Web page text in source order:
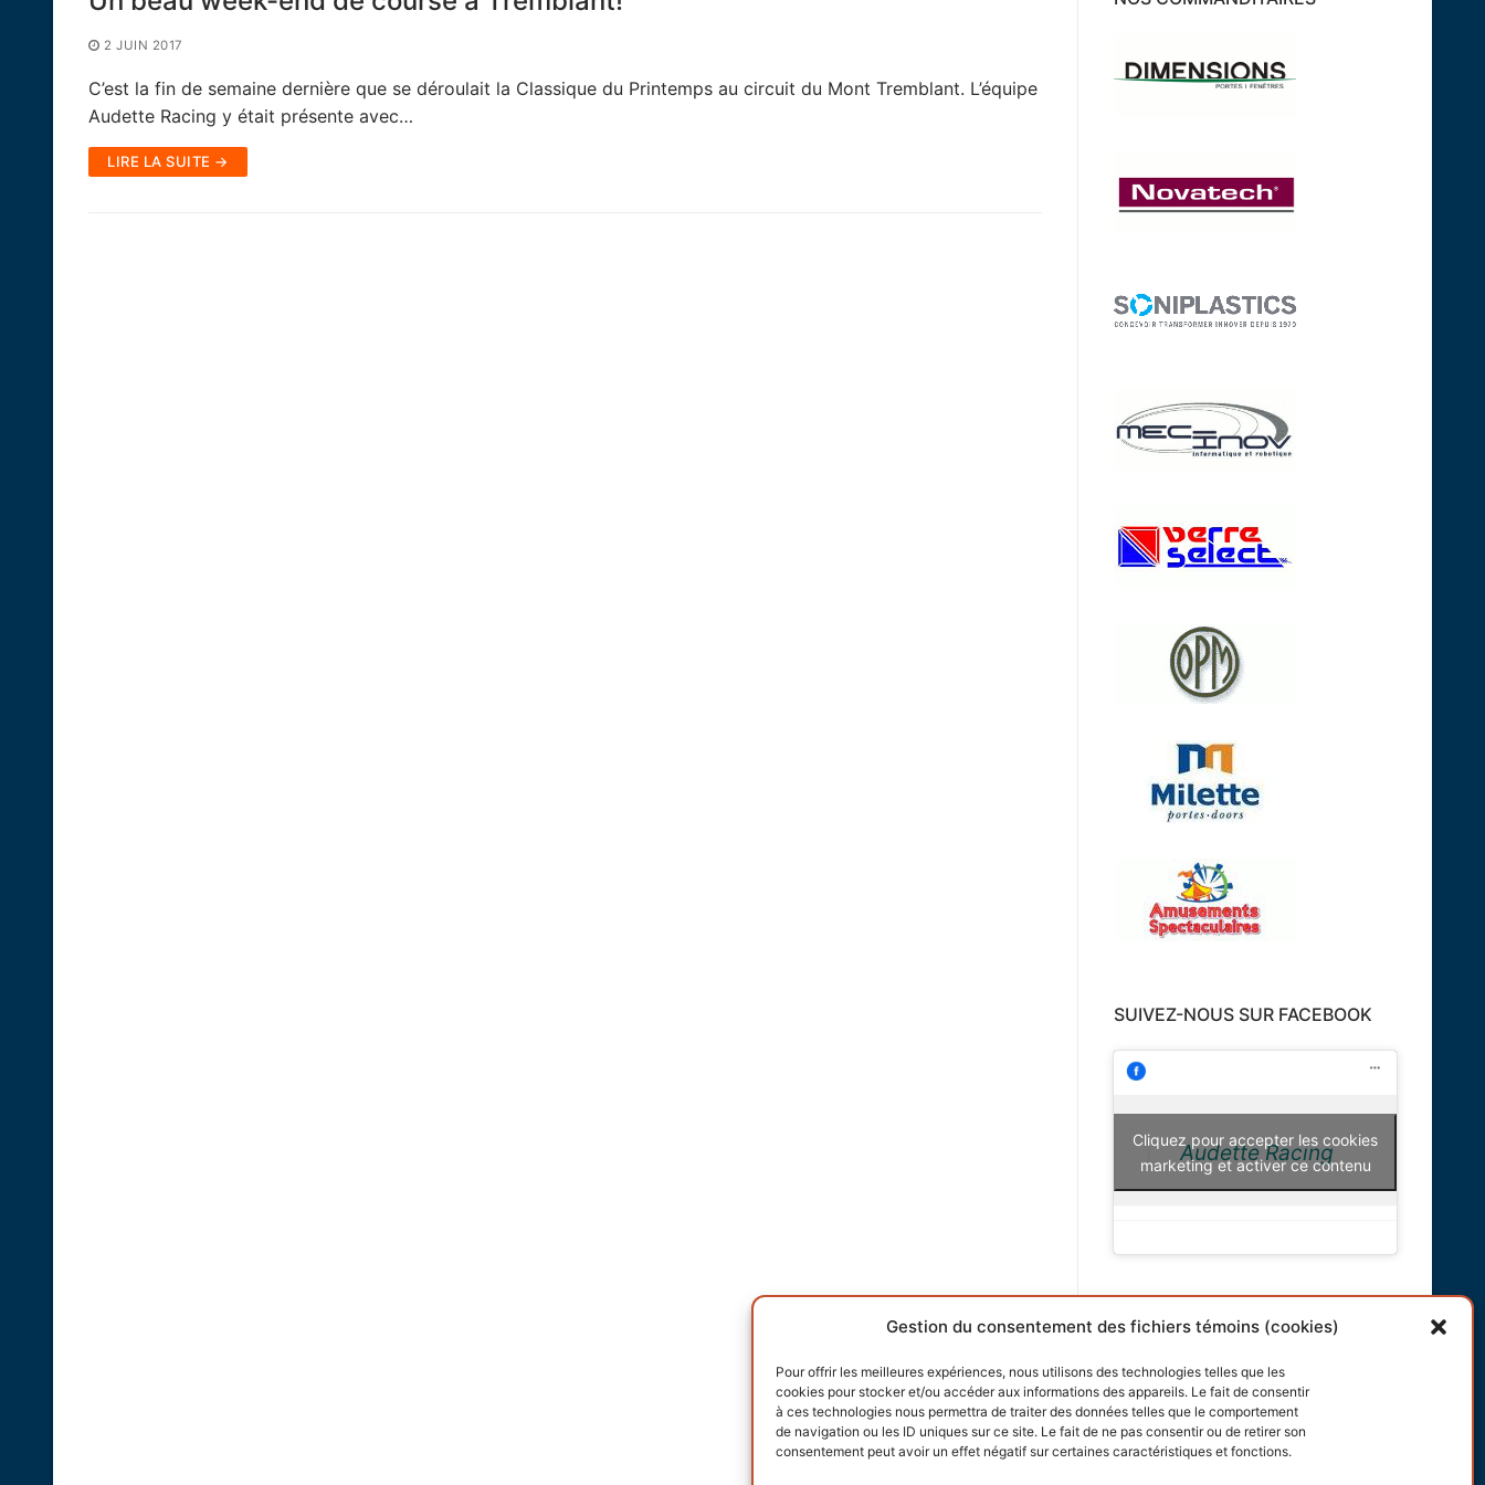
Gestion du consentement des fichiers témoins (cookies)
Pour offrir les meilleures expériences, nous utilisons des technologies telles que les
cookies pour stocker et/ou accéder aux informations des appareils. Le fait de consentir
à ces technologies nous permettra de traiter des données telles que le comportement
de navigation ou les ID uniques sur ce site. Le fait de ne pas consentir ou de retirer son
consentement peut avoir un effet négatif sur certaines caractéristiques et fonctions.
2 JUIN 2017
C’est la fin de semaine dernière que se déroulait la Classique du Printemps au circuit du Mont Tremblant. L’équipe
Audette Racing y était présente avec…
LIRE LA SUITE →
SUIVEZ-NOUS SUR FACEBOOK
Audette Racing
Cliquez pour accepter les cookies
marketing et activer ce contenu
INFORMATIONS
Conditions générales
Politique de cookies